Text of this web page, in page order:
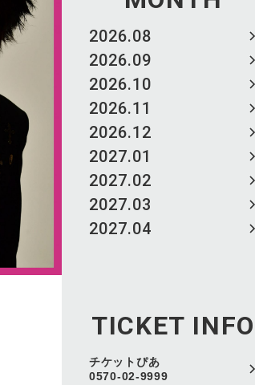
2026.08
2026.09
2026.10
2026.11
2026.12
2027.01
2027.02
2027.03
2027.04
TICKET INFO
チケットぴあ
0570-02-9999